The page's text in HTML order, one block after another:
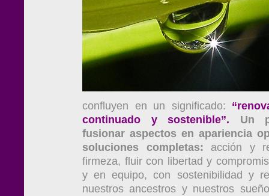
confluyen en un significado:
continuado y sostenible”.
Un
fusionar aspectos en apariencia
soluciones completas: acción y
firmeza, fluir con libertad y
y en equipo, con sostenibilidad y
nuestros ancestros y nuestros